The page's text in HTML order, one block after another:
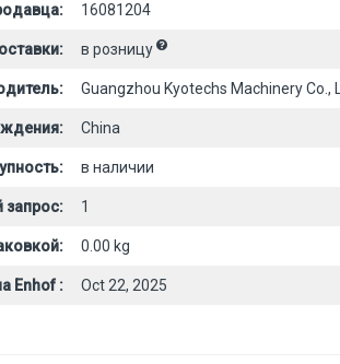
16081204
в розницу
Guangzhou Kyotechs Machinery Co.,
China
в наличии
1
0.00 kg
Enhof : Oct 22, 2025